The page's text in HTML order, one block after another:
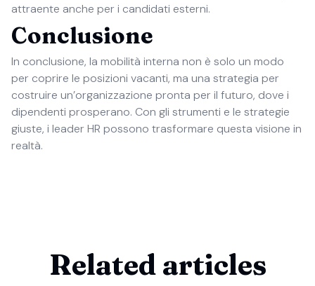
attraente anche per i candidati esterni.
Conclusione
In conclusione, la mobilità interna non è solo un modo
per coprire le posizioni vacanti, ma una strategia per
costruire un’organizzazione pronta per il futuro, dove i
dipendenti prosperano. Con gli strumenti e le strategie
giuste, i leader HR possono trasformare questa visione in
realtà.
Related articles